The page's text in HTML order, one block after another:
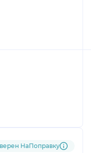
НаПоправку